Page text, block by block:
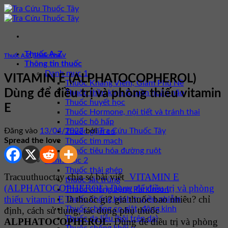
Bỏ
qua
dung
Thuốc A-Z
Thông tin thuốc
Danh mục 1
Thuốc Kháng Viêm, Giảm Phù Nề
Thuốc thần kinh & tuần hoàn não
Thuốc huyết học
Thuốc Hormone, nội tiết và tránh thai
Thuốc hô hấp
Thuốc giãn cơ
Thuốc tim mạch
Thuốc tiêu hóa đường ruột
Danh mục 2
Thuốc thải ghép
thuốc sát trùng
Thuốc chống bệnh Parkinson
Thuốc chống bệnh truyền nhiễm
Thuốc chống co giật, động kinh
Thuốc da liễu (bôi trên da)
Thuốc A-Z,Thuốc Chữ V
VITAMIN E (ALPHATOCOPHEROL)
Dùng để điều trị và phòng thiếu vitamin
E
Đăng vào 13/04/2022 bởiTra Cứu Thuốc Tây
Spread the love
Tracuuthuoctay chia sẻ bài viết VITAMIN E
(ALPHATOCOPHEROL) Dùng để điều trị và phòng
thiếu vitamin Elà thuốc gì? giá thuốc bao nhiêu? chỉ
định, cách sử dụng, tác dụng phụ thuốc
ALPHATOCOPHEROL.Dùng để điều trị và phòng